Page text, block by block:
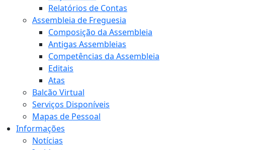
Relatórios de Contas
Assembleia de Freguesia
Composição da Assembleia
Antigas Assembleias
Competências da Assembleia
Editais
Atas
Balcão Virtual
Serviços Disponíveis
Mapas de Pessoal
Informações
Notícias